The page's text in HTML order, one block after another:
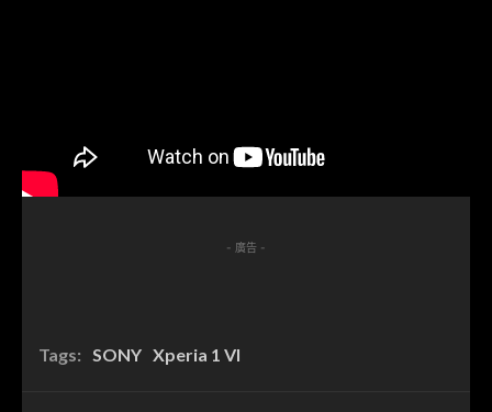
- 廣告 -
Tags: SONY Xperia 1 VI